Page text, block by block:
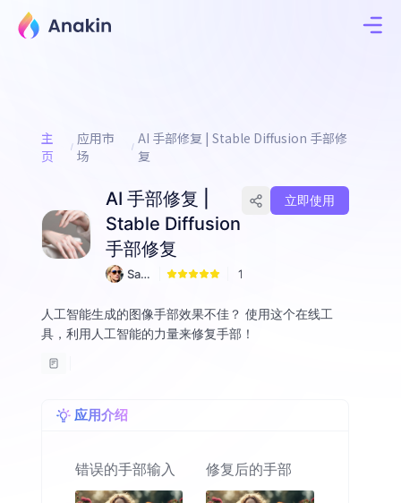
主
页
应用市
场
AI 手部修复 | Stable Diffusion 手部修
复
AI 手部修复 |
Stable Diffusion
手部修复
Sam
wo
man
1
立即使用
人工智能生成的图像手部效果不佳？ 使用这个在线工
具，利用人工智能的力量来修复手部！
应用介绍
错误的手部输入 修复后的手部